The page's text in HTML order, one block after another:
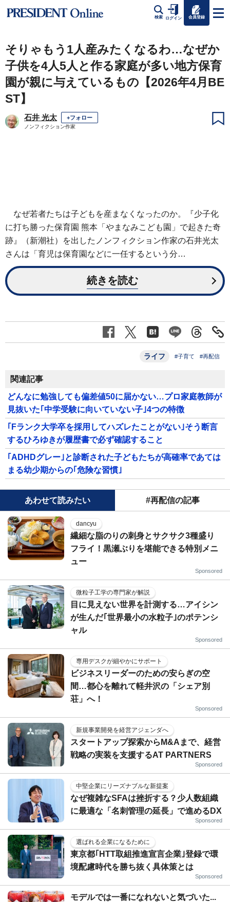
検索 ログイン 会員登録
そりゃもう1人産みたくなるわ…なぜか
子供を4人5人と作る家庭が多い地方保育
園が親に与えているもの【2026年4月BE
ST】
石井 光太 +フォロー
ノンフィクション作家
なぜ若者たちは子どもを産まなくなったのか。『少子化
に打ち勝った保育園 熊本「やまなみこども園」で起きた奇
跡』（新潮社）を出したノンフィクション作家の石井光太
さんは「育児は保育園などに一任するという分…
続きを読む
ライフ #子育て #再配信
関連記事
どんなに勉強しても偏差値50に届かない…プロ家庭教師が
見抜いた｢中学受験に向いていない子｣4つの特徴
｢Fランク大学卒を採用してハズレたことがない｣そう断言
するひろゆきが履歴書で必ず確認すること
｢ADHDグレー｣と診断された子どもたちが高確率であては
まる幼少期からの｢危険な習慣｣
あわせて読みたい #再配信の記事
dancyu
繊細な脂のりの刺身とサクサク3種盛り
フライ！黒瀬ぶりを堪能できる特別メニ
ュー
Sponsored
微粒子工学の専門家が解説
目に見えない世界を計測する…アイシン
が生んだ｢世界最小の水粒子｣のポテンシ
ャル
Sponsored
専用デスクが細やかにサポート
ビジネスリーダーのための安らぎの空
間…都心を離れて軽井沢の「シェア別
荘」へ！
Sponsored
新規事業開発を経営アジェンダへ
スタートアップ探索からM&Aまで、経営
戦略の実装を支援するAT PARTNERS
Sponsored
中堅企業にリーズナブルな新提案
なぜ複雑なSFAは挫折する？少人数組織
に最適な「名刺管理の延長」で進めるDX
Sponsored
選ばれる企業になるために
東京都｢HTT取組推進宣言企業｣登録で環
境配慮時代を勝ち抜く具体策とは
Sponsored
モデルでは一番になれないと気づいた...